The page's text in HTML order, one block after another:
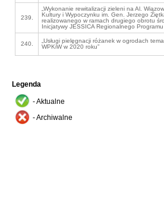
239.
„Wykonanie rewitalizacji zieleni na Al.
Kultury i Wypoczynku im. Gen. Jerzego
realizowanego w ramach drugiego obrotu
Inicjatywy JESSICA Regionalnego
240.
„Usługi pielęgnacji różanek w ogrodach
WPKiW w 2020 roku”
Legenda
- Aktualne
- Archiwalne